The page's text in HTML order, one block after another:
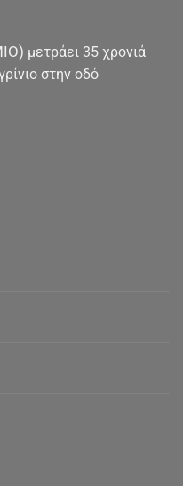
μετράει 35 χρονιά
στην οδό